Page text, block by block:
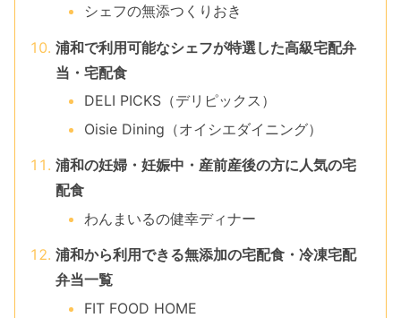
シェフの無添つくりおき
浦和で利用可能なシェフが特選した高級宅配弁
当・宅配食
DELI PICKS（デリピックス）
Oisie Dining（オイシエダイニング）
浦和の妊婦・妊娠中・産前産後の方に人気の宅
配食
わんまいるの健幸ディナー
浦和から利用できる無添加の宅配食・冷凍宅配
弁当一覧
FIT FOOD HOME